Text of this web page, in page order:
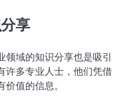
享
领域的知识分享也是吸引
许多专业人士，他们凭借
值的信息。